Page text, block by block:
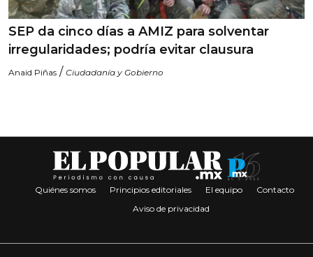
SEP da cinco días a AMIZ para solventar
irregularidades; podría evitar clausura
Anaid Piñas / Ciudadanía y Gobierno
Quiénes somos Principios editoriales El equipo
Contacto
Aviso de privacidad